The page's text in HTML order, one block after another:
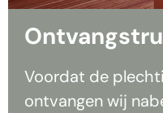
Voordat de
ontvangen wij